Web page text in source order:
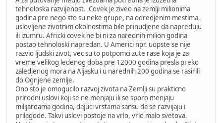
tehnoloska razvijenost. Covek je ziveo na zemlji milionima
godina pre nego sto su neke grupe, na odredjenim mestima,
uslovljene zivotnim okolnostima bile prinudjene da napreduju
ili izumru. Africki covek ne bi ni za narednih milion godina
postao tehnoloski napredan. U Americi npr. uopste se nije
razvio ljudski zivot, vec su to potpomci zute rase koja je za
vreme velikog ledenog doba pre 12000 godina presla preko
zaledjenog mora na Aljasku i u narednih 200 godina se rasirili
do Ognjene zemlje.
Ono sto je omogucilo razvoj zivota na Zemlji su prakticno
prirodni uslovi koji se ne menjaju ili se sporo menjaju
milijardama godina, dajuci vrstama sansu da se razvijaju i
prilagode. Takvi uslovi postoje na vrlo, vrlo malo svetova.